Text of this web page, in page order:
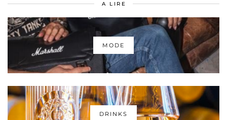
A LIRE
MODE
DRINKS